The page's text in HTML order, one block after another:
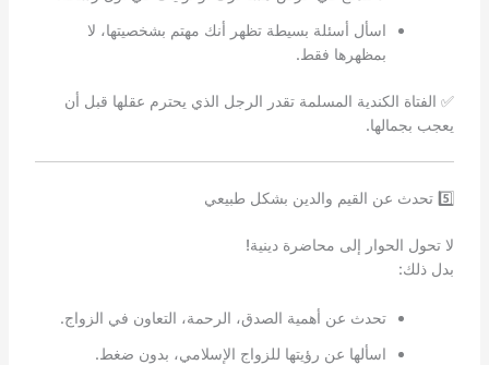
اسأل أسئلة بسيطة تظهر أنك مهتم بشخصيتها، لا
بمظهرها فقط.
✅ الفتاة الكندية المسلمة تقدر الرجل الذي يحترم عقلها قبل أن
يعجب بجمالها.
5️⃣ تحدث عن القيم والدين بشكل طبيعي
لا تحول الحوار إلى محاضرة دينية!
بدل ذلك:
تحدث عن أهمية الصدق، الرحمة، التعاون في الزواج.
اسألها عن رؤيتها للزواج الإسلامي، بدون ضغط.